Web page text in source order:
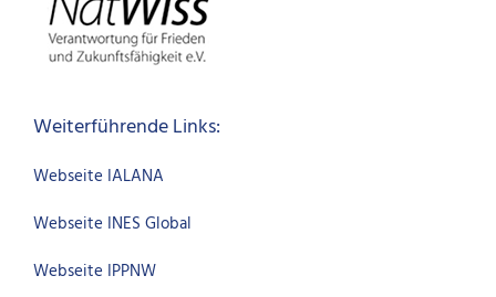
Weiterführende Links:
Webseite IALANA
Webseite INES Global
Webseite IPPNW